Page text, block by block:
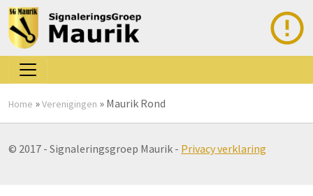
Home »Verenigingen » Maurik Rond
© 2017 - Signaleringsgroep Maurik - Privacy verklaring